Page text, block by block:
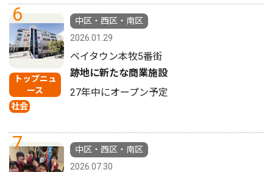
6
トップニュ
ース
社会
中区・西区・南区
2026.01.29
ベイタウン本牧5番街
跡地に新たな商業施設
27年中にオープン予定
7
中区・西区・南区
2026.07.30